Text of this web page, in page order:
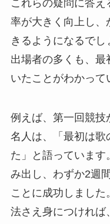
これらの疑問に答
率が大きく向上し
きるようになるで
出場者の多くも、最
いたことがわかって
例えば、第一回競技
名人は、「最初は歌
た」と語っていま
み出し、わずか2週
ことに成功しまし
法さえ身につければ